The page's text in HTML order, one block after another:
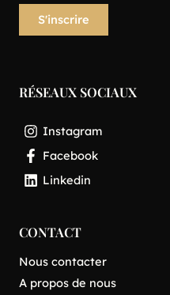
RÉSEAUX SOCIAUX
Instagram
Facebook
Linkedin
CONTACT
Nous contacter
A propos de nous